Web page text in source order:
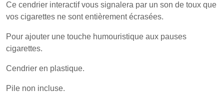
Ce cendrier interactif vous signalera par un son de toux que
vos cigarettes ne sont entièrement écrasées.
Pour ajouter une touche humouristique aux pauses
cigarettes.
Cendrier en plastique.
Pile non incluse.